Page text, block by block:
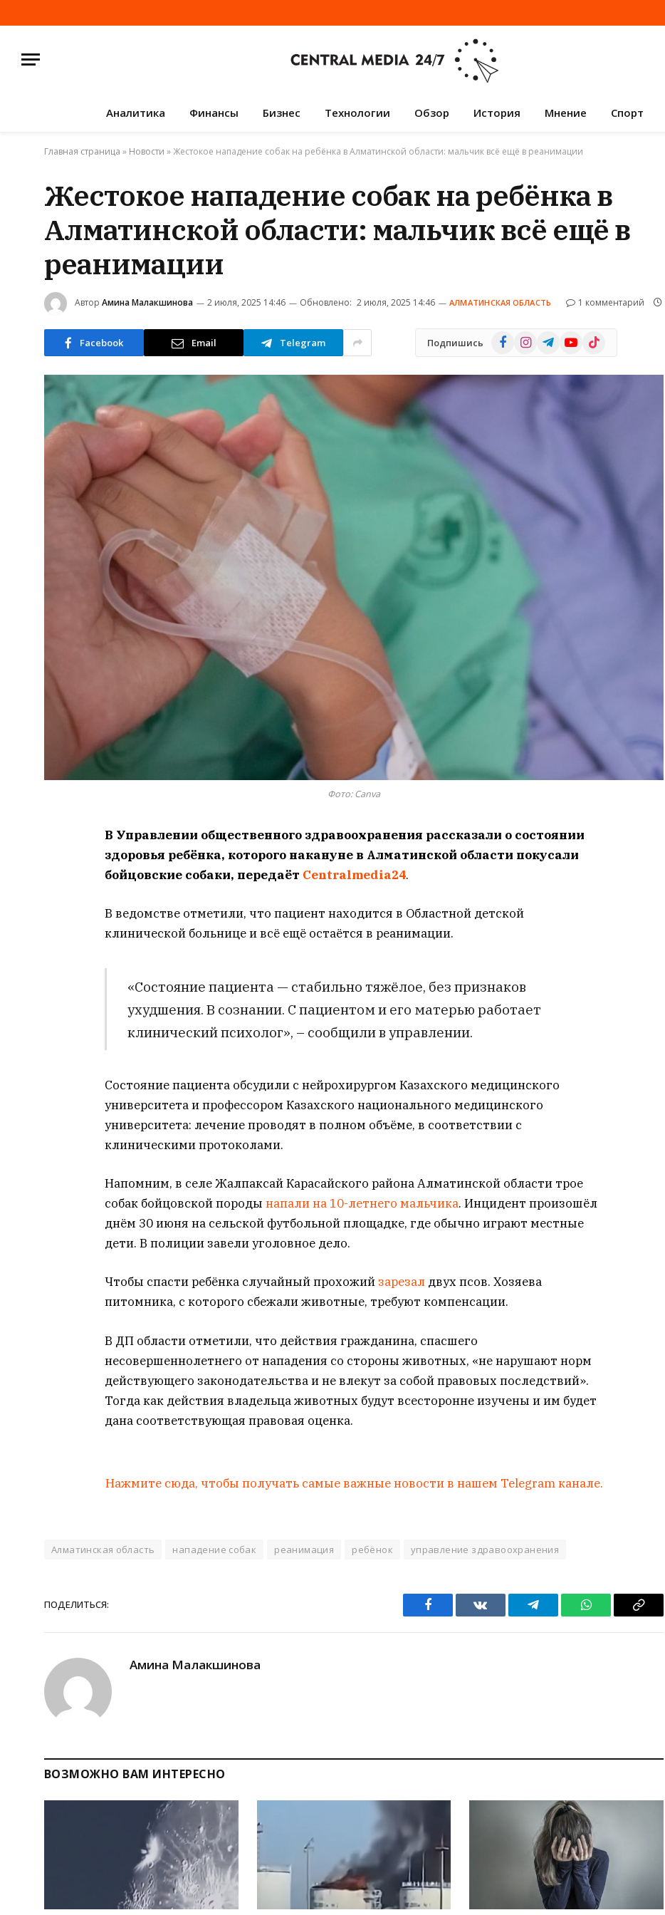
Аналитика Финансы Бизнес Технологии Обзор История Мнение Спорт
Главная страница » Новости »Жестокое нападение собак на ребёнка в Алматинской области: мальчик всё ещё в реанимации
Жестокое нападение собак на ребёнка в
Алматинской области: мальчик всё ещё в
реанимации
Автор Амина Малакшинова 2 июля, 2025 14:46 Обновлено: 2 июля, 2025 14:46 АЛМАТИНСКАЯ ОБЛАСТЬ 1 комментарий
Facebook Email Telegram Подпишись FacebookInstagramTelegramYouTube
TikTok
Фото: Сanva
В Управлении общественного здравоохранения рассказали о состоянии
здоровья ребёнка, которого накануне в Алматинской области покусали
бойцовские собаки, передаёт Centralmedia24.
В ведомстве отметили, что пациент находится в Областной детской
клинической больнице и всё ещё остаётся в реанимации.
«Состояние пациента — стабильно тяжёлое, без признаков
ухудшения. В сознании. С пациентом и его матерью работает
клинический психолог», – сообщили в управлении.
Состояние пациента обсудили с нейрохирургом Казахского медицинского
университета и профессором Казахского национального медицинского
университета: лечение проводят в полном объёме, в соответствии с
клиническими протоколами.
Напомним, в селе Жалпаксай Карасайского района Алматинской области трое
собак бойцовской породы напали на 10-летнего мальчика. Инцидент произошёл
днём 30 июня на сельской футбольной площадке, где обычно играют местные
дети. В полиции завели уголовное дело.
Чтобы спасти ребёнка случайный прохожий зарезал двух псов. Хозяева
питомника, с которого сбежали животные, требуют компенсации.
В ДП области отметили, что действия гражданина, спасшего
несовершеннолетнего от нападения со стороны животных, «не нарушают норм
действующего законодательства и не влекут за собой правовых последствий».
Тогда как действия владельца животных будут всесторонне изучены и им будет
дана соответствующая правовая оценка.
Нажмите сюда, чтобы получать самые важные новости в нашем Telegram канале.
Алматинская область нападение собак реанимация ребёнок управление здравоохранения
ПОДЕЛИТЬСЯ:
Facebook VKontakteTelegram WhatsAppCopy
Амина Малакшинова
ВОЗМОЖНО ВАМ ИНТЕРЕСНО